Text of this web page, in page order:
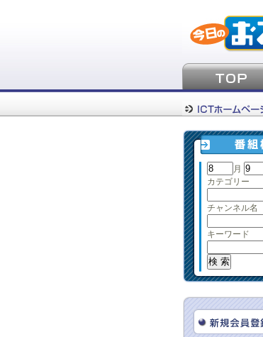
月
カテゴリー
チャンネル名
キーワード